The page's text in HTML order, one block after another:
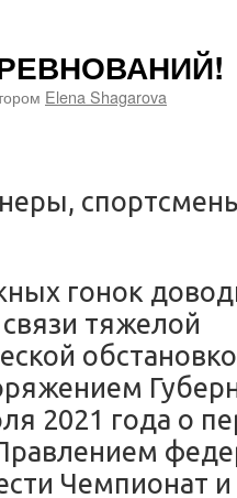
Elena Shagarova
гонок
тяжелой
2021 года о
Чемпионат